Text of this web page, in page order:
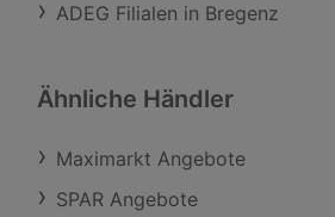
ADEG Filialen in Bregenz
Ähnliche Händler
Maximarkt Angebote
SPAR Angebote